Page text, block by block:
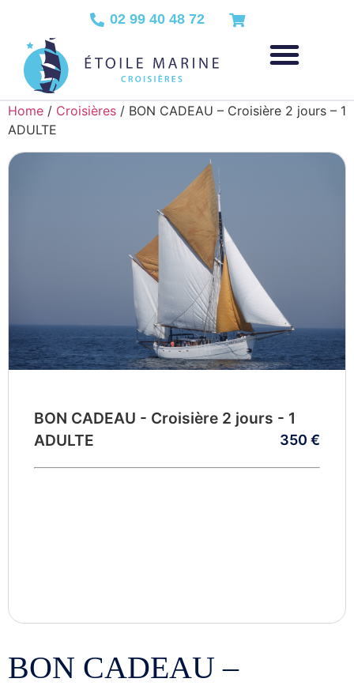
02 99 40 48 72
Home / Croisières / BON CADEAU – Croisière 2 jours – 1
ADULTE
BON CADEAU - Croisière 2 jours - 1
ADULTE
350 €
BON CADEAU –